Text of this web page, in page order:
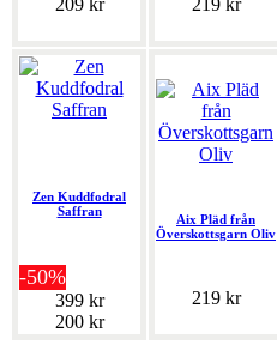
209 kr 219 kr
Zen Kuddfodral
Saffran
-50%
399 kr
200 kr
Aix Pläd från
Överskottsgarn Oliv
219 kr